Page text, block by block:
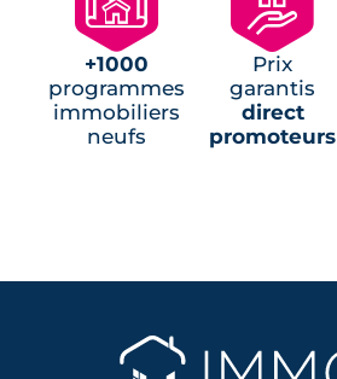
+1000
programmes
immobiliers
neufs
Prix
garantis
direct
promoteurs